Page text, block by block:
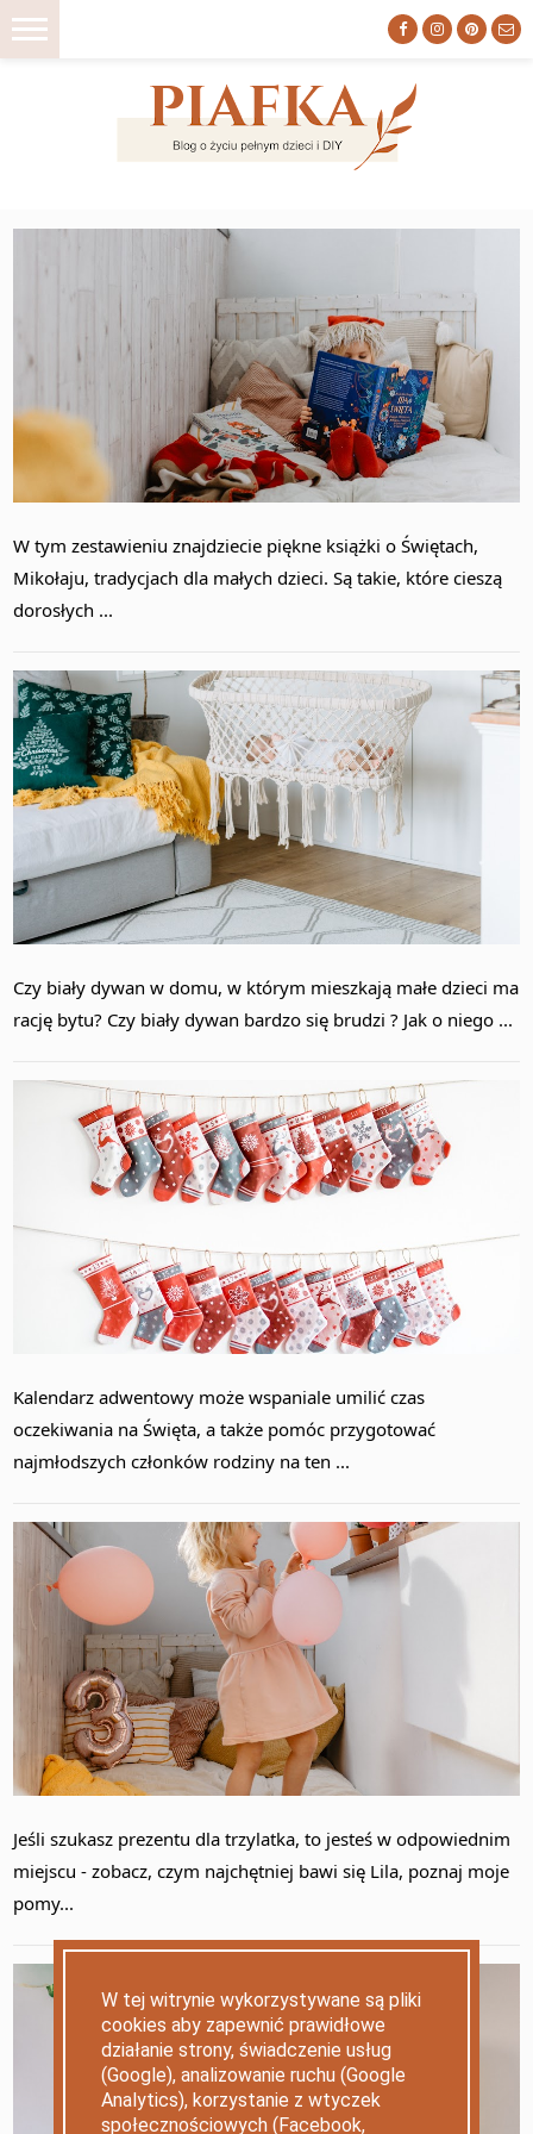
DO DRUKU
ORGANIZACJA
MACIERZYŃSTWO
LIFESTYLE
O NAS
SKLEP
W tym zestawieniu znajdziecie piękne książki o Świętach,
Mikołaju, tradycjach dla małych dzieci. Są takie, które cieszą
dorosłych ...
Czy biały dywan w domu, w którym mieszkają małe dzieci ma
rację bytu? Czy biały dywan bardzo się brudzi ? Jak o niego ...
Kalendarz adwentowy może wspaniale umilić czas
oczekiwania na Święta, a także pomóc przygotować
najmłodszych członków rodziny na ten ...
Jeśli szukasz prezentu dla trzylatka, to jesteś w odpowiednim
miejscu - zobacz, czym najchętniej bawi się Lila, poznaj moje
pomy...
W tej witrynie wykorzystywane są pliki
cookies aby zapewnić prawidłowe
działanie strony, świadczenie usług
(Google), analizowanie ruchu (Google
Analytics), korzystanie z wtyczek
społecznościowych (Facebook,